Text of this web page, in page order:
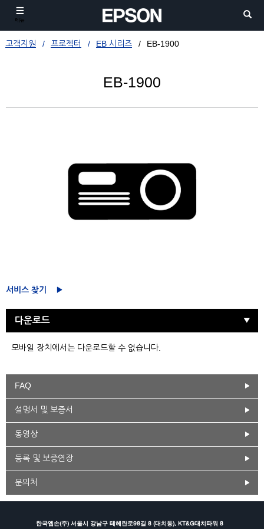
메뉴
고객지원 프로젝터 EB 시리즈 EB-1900
EB-1900
서비스 찾기
다운로드
모바일 장치에서는 다운로드할 수 없습니다.
FAQ
설명서 및 보증서
동영상
등록 및 보증연장
문의처
한국엡손(주) 서울시 강남구 테헤란로98길 8 (대치동), KT&G대치타워 8